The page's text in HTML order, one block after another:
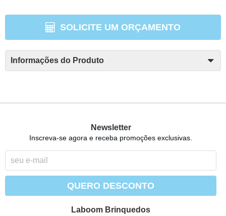
SOLICITE UM ORÇAMENTO
Informações do Produto
Newsletter
Inscreva-se agora e receba promoções exclusivas.
QUERO DESCONTO
Laboom Brinquedos